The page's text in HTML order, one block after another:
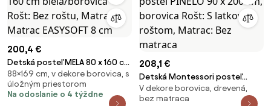
200,4 €
Detská posteľ MELA 80 x 160 cm
biela/borovica Rošt: Bez roštu,
Matrac: Matrac EASYSOFT 8 cm
88×169 cm, v dekore borovica, s
úložným priestorom
Na odoslanie o 4 týždne
208,1 €
Detská Montessori posteľ
PINELO 90 x 200 cm, borovica
Rošt: S latkovým roštom,
V dekore borovica, drevená,
bez matraca